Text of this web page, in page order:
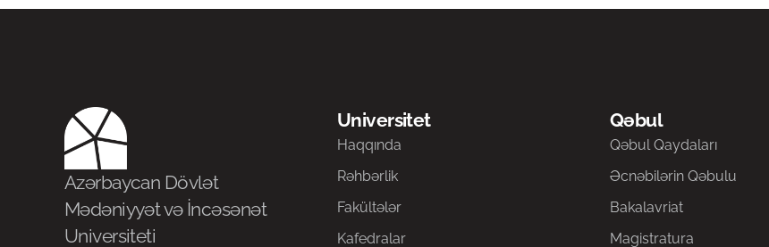
Azərbaycan Dövlət
Mədəniyyət və İncəsənət
Universiteti
Universitet
Haqqında
Rəhbərlik
Fakültələr
Kafedralar
Qəbul
Qəbul Qaydaları
Əcnəbilərin Qəbulu
Bakalavriat
Magistratura